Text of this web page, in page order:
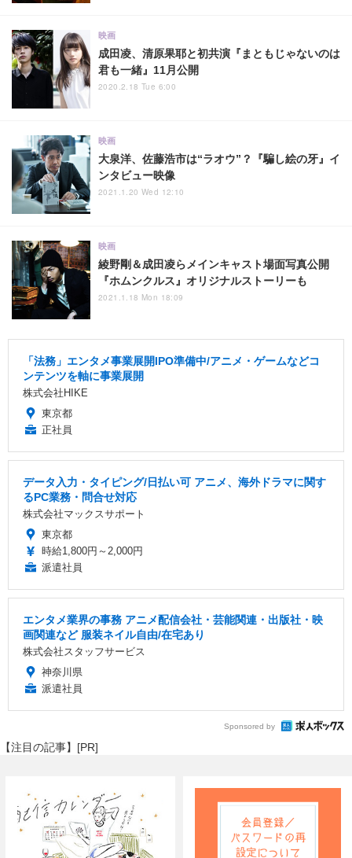
成田凌、清原果耶と初共演『まともじゃないのは
君も一緒』11月公開
映画
2020.2.18 Tue 6:00
大泉洋、佐藤浩市は“ラオウ”？『騙し絵の牙』イ
ンタビュー映像
映画
2021.1.20 Wed 12:10
綾野剛＆成田凌らメインキャスト場面写真公開
『ホムンクルス』オリジナルストーリーも
映画
2021.1.18 Mon 18:09
「法務」エンタメ事業展開IPO準備中/アニメ・ゲームなどコ
ンテンツを軸に事業展開
株式会社HIKE
東京都
正社員
データ入力・タイピング/日払い可 アニメ、海外ドラマに関す
るPC業務・問合せ対応
株式会社マックスサポート
東京都
時給1,800円～2,000円
派遣社員
エンタメ業界の事務 アニメ配信会社・芸能関連・出版社・映
画関連など 服装ネイル自由/在宅あり
株式会社スタッフサービス
神奈川県
派遣社員
Sponsored by
【注目の記事】[PR]